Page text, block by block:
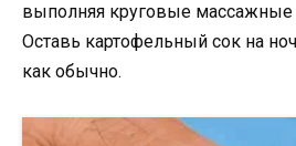
выполняя круговые
Оставь картофельный сок на
как обычно.